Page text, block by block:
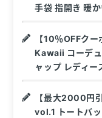
手袋 指開き 暖
【10％OFFク
Kawaii コーデ
ャップ レディー
【最大2000円
vol.1 トートバ